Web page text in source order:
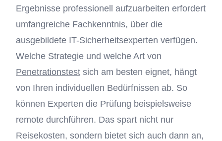
Ergebnisse professionell aufzuarbeiten erfordert
umfangreiche Fachkenntnis, über die
ausgebildete IT-Sicherheitsexperten verfügen.
Welche Strategie und welche Art von
Penetrationstest sich am besten eignet, hängt
von Ihren individuellen Bedürfnissen ab. So
können Experten die Prüfung beispielsweise
remote durchführen. Das spart nicht nur
Reisekosten, sondern bietet sich auch dann an,